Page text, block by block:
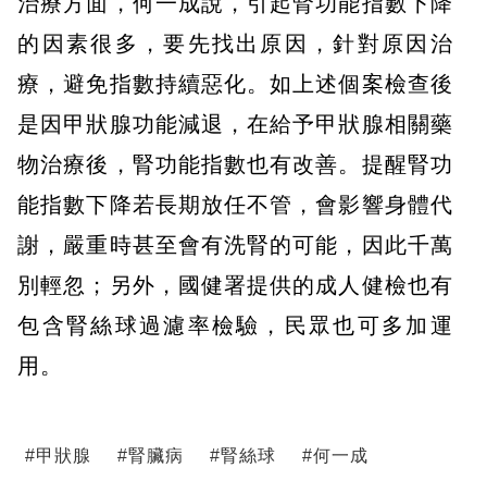
的因素很多，要先找出原因，針對原因治
療，避免指數持續惡化。如上述個案檢查後
是因甲狀腺功能減退，在給予甲狀腺相關藥
物治療後，腎功能指數也有改善。提醒腎功
能指數下降若長期放任不管，會影響身體代
謝，嚴重時甚至會有洗腎的可能，因此千萬
別輕忽；另外，國健署提供的成人健檢也有
包含腎絲球過濾率檢驗，民眾也可多加運
用。
#甲狀腺 #腎臟病 #腎絲球 #何一成